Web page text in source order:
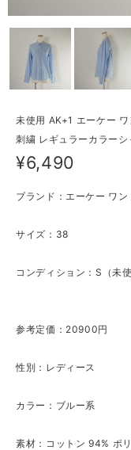
未使用 AK+1 エーケー
刺繍 レギュラーカラー
¥6,490
ブランド：エーケー ワン
サイズ：38
コンディション：S（未使
参考定価：20900円
性別：レディース
カラー：ブルー系
素材：コットン 94% ポ